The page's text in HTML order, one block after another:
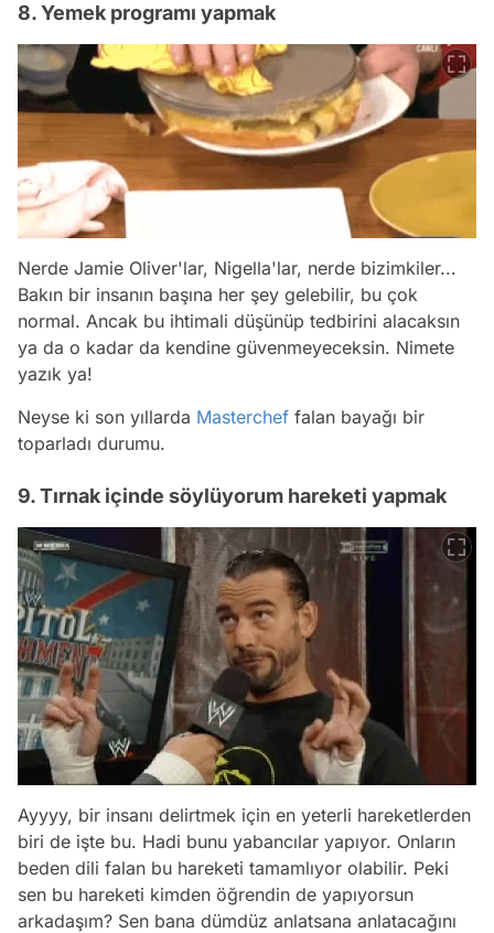
8. Yemek programı yapmak
Nerde Jamie Oliver'lar, Nigella'lar, nerde bizimkiler...
Bakın bir insanın başına her şey gelebilir, bu çok
normal. Ancak bu ihtimali düşünüp tedbirini alacaksın
ya da o kadar da kendine güvenmeyeceksin. Nimete
yazık ya!
Neyse ki son yıllarda Masterchef falan bayağı bir
toparladı durumu.
9. Tırnak içinde söylüyorum hareketi yapmak
Ayyyy, bir insanı delirtmek için en yeterli hareketlerden
biri de işte bu. Hadi bunu yabancılar yapıyor. Onların
beden dili falan bu hareketi tamamlıyor olabilir. Peki
sen bu hareketi kimden öğrendin de yapıyorsun
arkadaşım? Sen bana dümdüz anlatsana anlatacağını